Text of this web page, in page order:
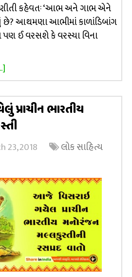
કહેવતઃ ‘આભ અને ગાભ એને
છે? આથમણા આભીમાં કાળાંડિબાંગ
ઈ વરસશે કે વરસ્યા વિના
ભારતીય
23, 2018
લોક સાહિત્ય